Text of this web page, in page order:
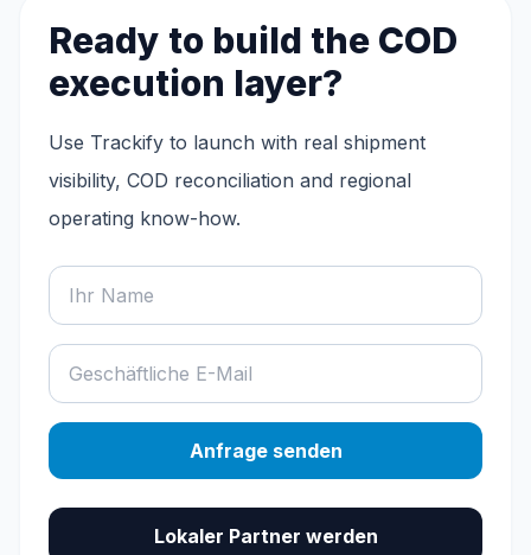
Ready to build the COD
execution layer?
Use Trackify to launch with real shipment
visibility, COD reconciliation and regional
operating know-how.
Anfrage senden
Lokaler Partner werden